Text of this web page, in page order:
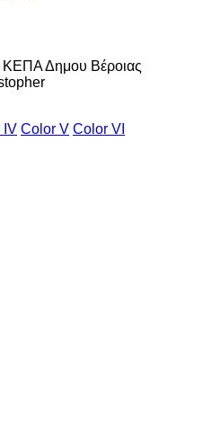
ΚΕΠΑ Δημου Βέροιας
IV Color V Color VI